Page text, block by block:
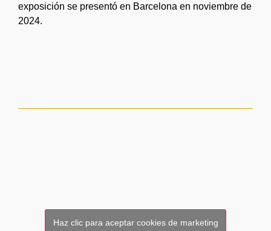
exposición se presentó en Barcelona en noviembre de
2024.
Haz clic para aceptar cookies de marketing